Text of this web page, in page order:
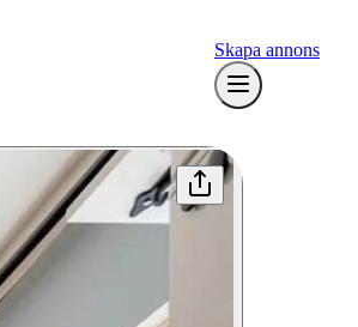
Skapa annons